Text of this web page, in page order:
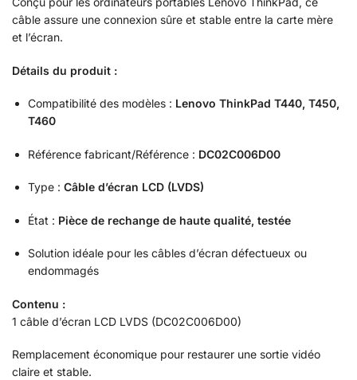
câble assure une connexion sûre et stable entre la carte mère
et l’écran.
Détails du produit :
Compatibilité des modèles : Lenovo ThinkPad T440, T450,
T460
Référence fabricant/Référence : DC02C006D00
Type : Câble d’écran LCD (LVDS)
État : Pièce de rechange de haute qualité, testée
Solution idéale pour les câbles d’écran défectueux ou
endommagés
Contenu :
1 câble d’écran LCD LVDS (DC02C006D00)
Remplacement économique pour restaurer une sortie vidéo
claire et stable.